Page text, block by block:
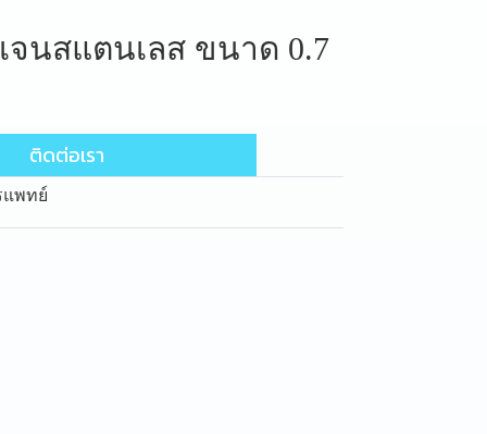
จนสแตนเลส ขนาด 0.7
ติดต่อเรา
พทย์